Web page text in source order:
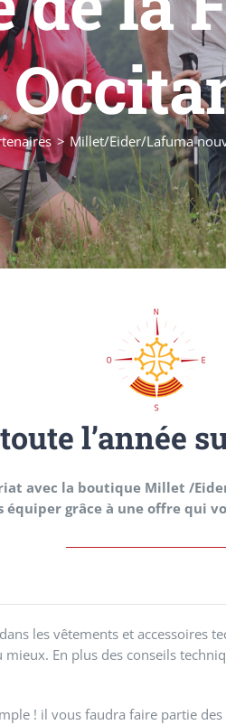
Millet/Eider/Lafuma
l’année
avec la boutique Millet /
grâce à une offre qui
les vêtements et accessoires
En plus des conseils
! il vous faudra faire partie